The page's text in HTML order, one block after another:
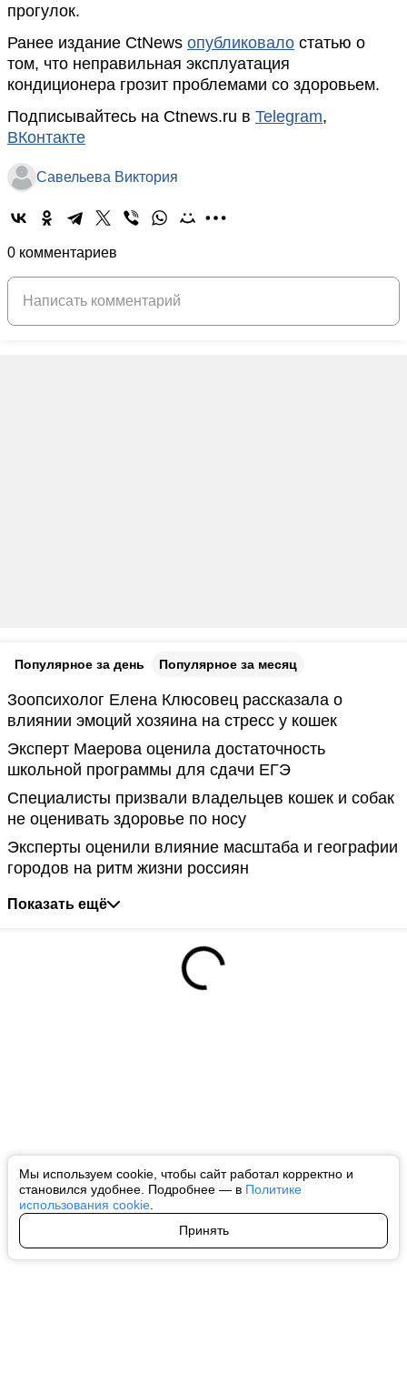
Мы используем cookie, чтобы сайт работал корректно и
становился удобнее. Подробнее — в Политике
использования cookie
Принять
прогулок.
Ранее издание CtNews опубликовало статью о
том, что неправильная эксплуатация
кондиционера грозит проблемами со здоровьем.
Подписывайтесь на Ctnews.ru в Telegram,
ВКонтакте
Савельева Виктория
0 комментариев
Популярное за день Популярное за месяц
Зоопсихолог Елена Клюсовец рассказала о
влиянии эмоций хозяина на стресс у кошек
Эксперт Маерова оценила достаточность
школьной программы для сдачи ЕГЭ
Специалисты призвали владельцев кошек и собак
не оценивать здоровье по носу
Эксперты оценили влияние масштаба и географии
городов на ритм жизни россиян
Показать ещё